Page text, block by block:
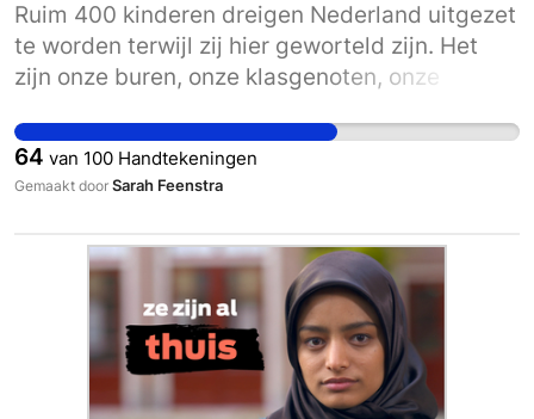
Ruim 400 kinderen dreigen Nederland uitgezet
te worden terwijl zij hier geworteld zijn. Het
zijn onze buren, onze klasgenoten, onze
Ze horen bij ons. Hoe Nederlands zij zich in hun
hoofd of hart ook voelen, op papier zijn ze het
nog niet. De afgelopen maanden hebben al
hun steun gegeven voor verblijfsrecht voor de
400 overgebleven kinderen die al langer dan
vijf jaar in Nederland zijn. Nu roepen wij u op
zich ook achter hen te scharen. Steun de
kinderen en uw collega burgemeesters en
64 van 100 Handtekeningen
Gemaakt door Sarah Feenstra